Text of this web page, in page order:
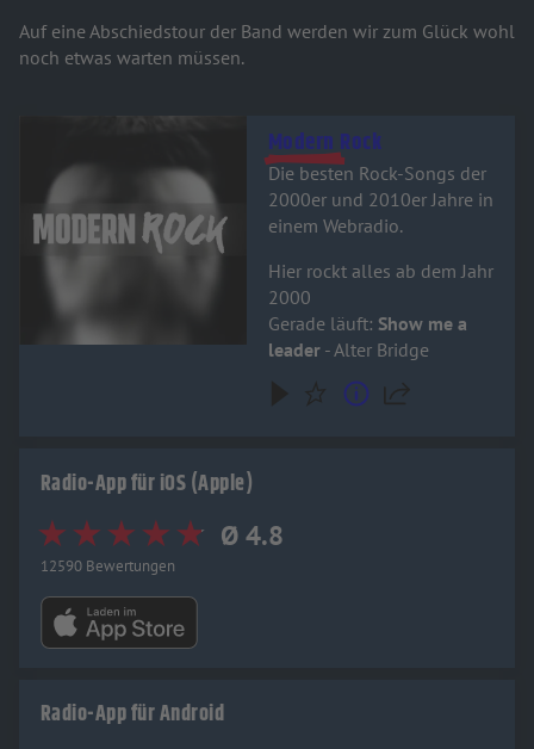
Auf eine Abschiedstour der Band werden wir zum Glück wohl
noch etwas warten müssen.
Modern Rock
Die besten Rock-Songs der
2000er und 2010er Jahre in
einem Webradio.
Hier rockt alles ab dem Jahr
2000
Gerade läuft: Show me a
leader - Alter Bridge
Radio-App für iOS (Apple)
Ø 4.8
12590 Bewertungen
Radio-App für Android